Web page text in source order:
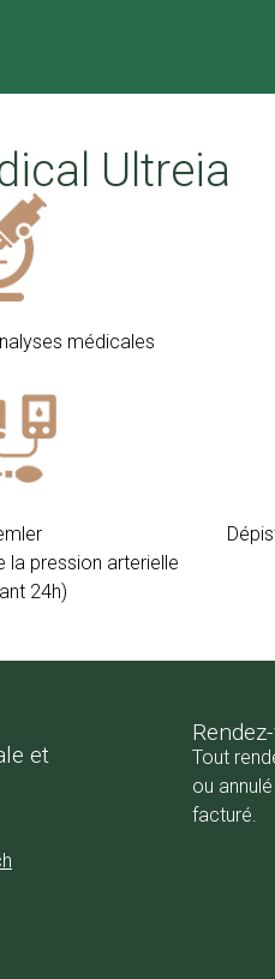
Ultreia
médicales
la pression arterielle
24h)
et
Tout
ou
facturé.